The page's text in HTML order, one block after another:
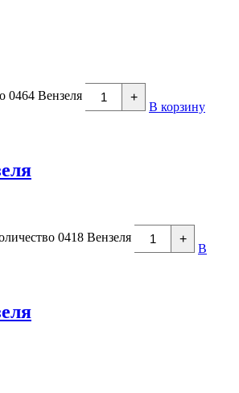
0464 Вензеля +
В корзину
0418 Вензеля +
В